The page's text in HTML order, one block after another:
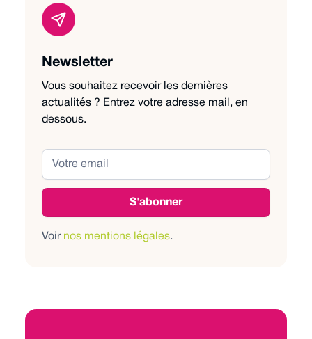
Newsletter
Vous souhaitez recevoir les dernières
actualités ? Entrez votre adresse mail, en
dessous.
Voir nos mentions légales.